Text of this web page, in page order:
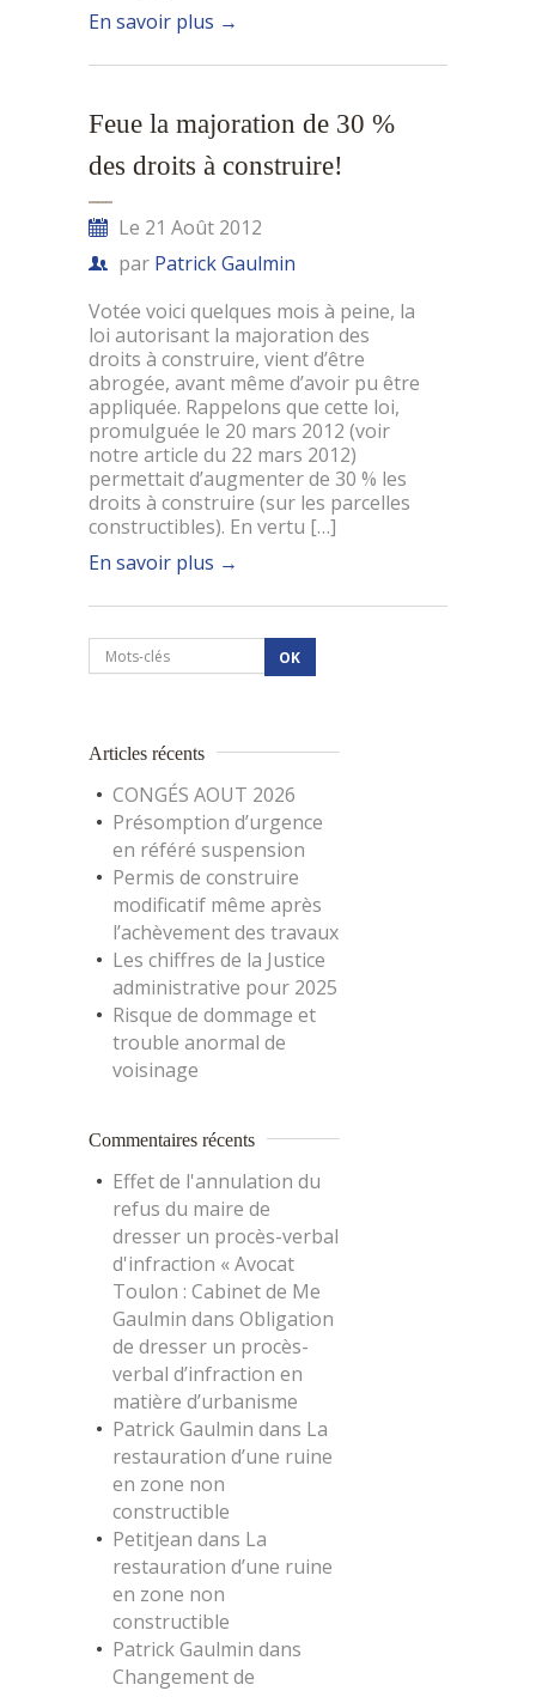
En savoir plus →
Feue la majoration de 30 %
des droits à construire!
Le 21 Août 2012
par Patrick Gaulmin
Votée voici quelques mois à peine, la
loi autorisant la majoration des
droits à construire, vient d’être
abrogée, avant même d’avoir pu être
appliquée. Rappelons que cette loi,
promulguée le 20 mars 2012 (voir
notre article du 22 mars 2012)
permettait d’augmenter de 30 % les
droits à construire (sur les parcelles
constructibles). En vertu […]
En savoir plus →
Articles récents
CONGÉS AOUT 2026
Présomption d’urgence
en référé suspension
Permis de construire
modificatif même après
l’achèvement des travaux
Les chiffres de la Justice
administrative pour 2025
Risque de dommage et
trouble anormal de
voisinage
Commentaires récents
Effet de l'annulation du
refus du maire de
dresser un procès-verbal
d'infraction « Avocat
Toulon : Cabinet de Me
Gaulmin dans Obligation
de dresser un procès-
verbal d’infraction en
matière d’urbanisme
Patrick Gaulmin dans La
restauration d’une ruine
en zone non
constructible
Petitjean dans La
restauration d’une ruine
en zone non
constructible
Patrick Gaulmin dans
Changement de